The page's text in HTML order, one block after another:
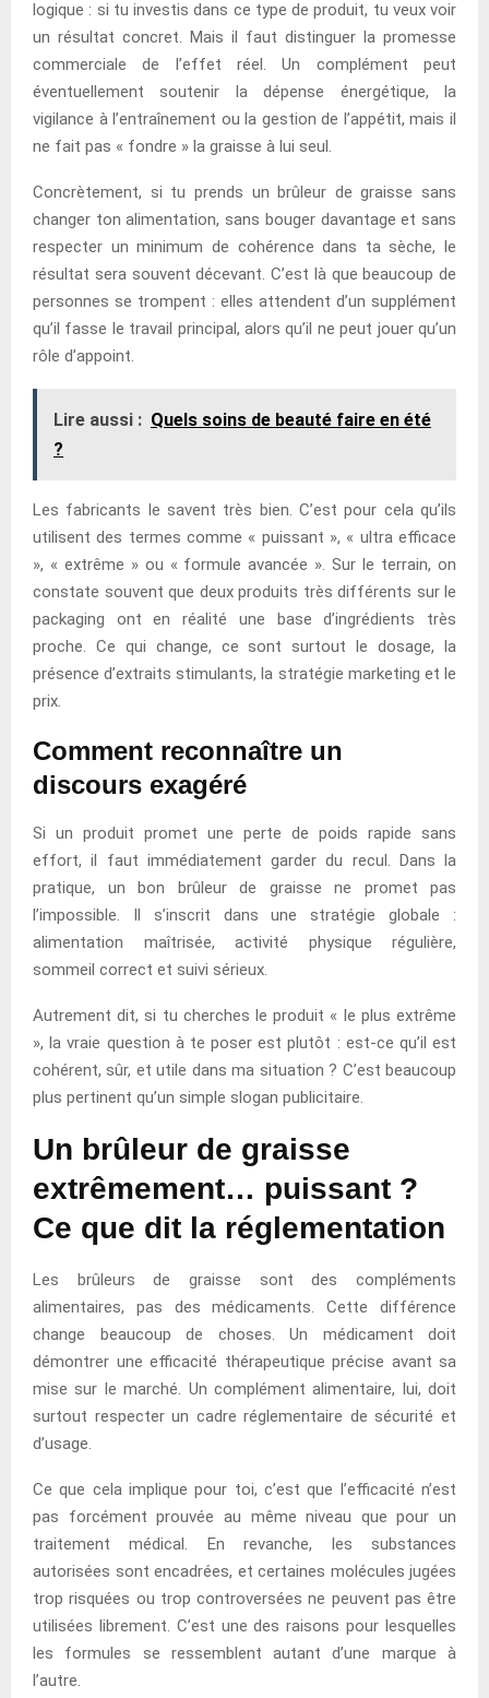
logique : si tu investis dans ce type de produit, tu veux voir
un résultat concret. Mais il faut distinguer la promesse
commerciale de l’effet réel. Un complément peut
éventuellement soutenir la dépense énergétique, la
vigilance à l’entraînement ou la gestion de l’appétit, mais il
ne fait pas « fondre » la graisse à lui seul.
Concrètement, si tu prends un brûleur de graisse sans
changer ton alimentation, sans bouger davantage et sans
respecter un minimum de cohérence dans ta sèche, le
résultat sera souvent décevant. C’est là que beaucoup de
personnes se trompent : elles attendent d’un supplément
qu’il fasse le travail principal, alors qu’il ne peut jouer qu’un
rôle d’appoint.
Lire aussi : Quels soins de beauté faire en été
?
Les fabricants le savent très bien. C’est pour cela qu’ils
utilisent des termes comme « puissant », « ultra efficace
», « extrême » ou « formule avancée ». Sur le terrain, on
constate souvent que deux produits très différents sur le
packaging ont en réalité une base d’ingrédients très
proche. Ce qui change, ce sont surtout le dosage, la
présence d’extraits stimulants, la stratégie marketing et le
prix.
Comment reconnaître un
discours exagéré
Si un produit promet une perte de poids rapide sans
effort, il faut immédiatement garder du recul. Dans la
pratique, un bon brûleur de graisse ne promet pas
l’impossible. Il s’inscrit dans une stratégie globale :
alimentation maîtrisée, activité physique régulière,
sommeil correct et suivi sérieux.
Autrement dit, si tu cherches le produit « le plus extrême
», la vraie question à te poser est plutôt : est-ce qu’il est
cohérent, sûr, et utile dans ma situation ? C’est beaucoup
plus pertinent qu’un simple slogan publicitaire.
Un brûleur de graisse
extrêmement… puissant ?
Ce que dit la réglementation
Les brûleurs de graisse sont des compléments
alimentaires, pas des médicaments. Cette différence
change beaucoup de choses. Un médicament doit
démontrer une efficacité thérapeutique précise avant sa
mise sur le marché. Un complément alimentaire, lui, doit
surtout respecter un cadre réglementaire de sécurité et
d’usage.
Ce que cela implique pour toi, c’est que l’efficacité n’est
pas forcément prouvée au même niveau que pour un
traitement médical. En revanche, les substances
autorisées sont encadrées, et certaines molécules jugées
trop risquées ou trop controversées ne peuvent pas être
utilisées librement. C’est une des raisons pour lesquelles
les formules se ressemblent autant d’une marque à
l’autre.